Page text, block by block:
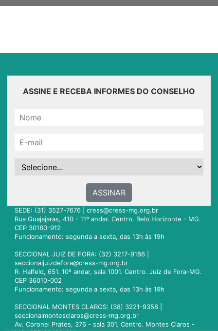
ASSINE E RECEBA INFORMES DO CONSELHO
ASSINAR
SEDE: (31) 3527-7676 | cress@cress-mg.org.br
Rua Guajajaras, 410 - 11º andar. Centro. Belo Horizonte - MG.
CEP 30180-912
Funcionamento: segunda a sexta, das 13h às 19h
SECCIONAL JUIZ DE FORA: (32) 3217-9186 |
seccionaljuizdefora@cress-mg.org.br
R. Halfeld, 651. 10º andar, sala 1001. Centro. Juiz de Fora-MG.
CEP 36010-002
Funcionamento: segunda a sexta, das 13h às 19h
SECCIONAL MONTES CLAROS: (38) 3221-9358 |
seccionalmontesclaros@cress-mg.org.br
Av. Coronel Prates, 376 - sala 301. Centro. Montes Claros -